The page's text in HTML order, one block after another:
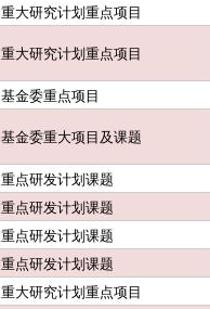
重大研究计划重点项目
重大研究计划重点项目
基金委重点项目
基金委重大项目及课题
重点研发计划课题
重点研发计划课题
重点研发计划课题
重点研发计划课题
重大研究计划重点项目